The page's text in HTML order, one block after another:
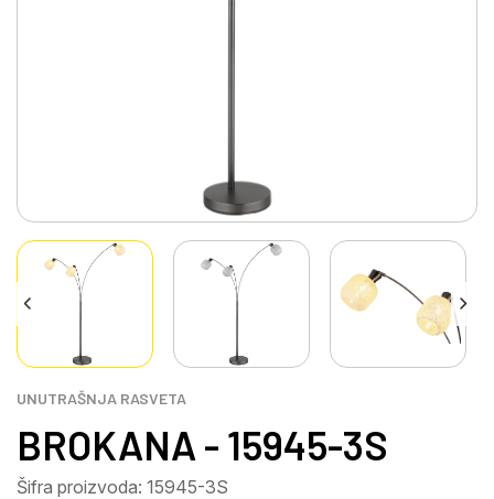
UNUTRAŠNJA RASVETA
BROKANA - 15945-3S
Šifra proizvoda: 15945-3S